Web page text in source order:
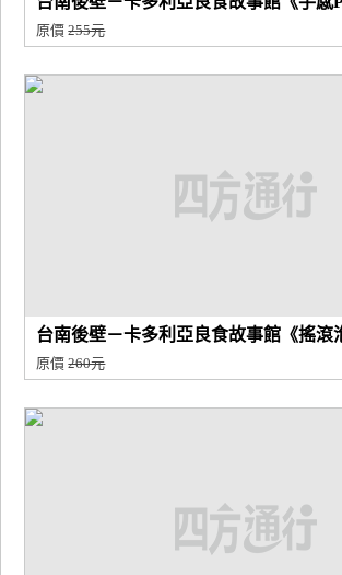
原價255元
台南後壁－卡多利亞良食故事館《搖滾
原價260元